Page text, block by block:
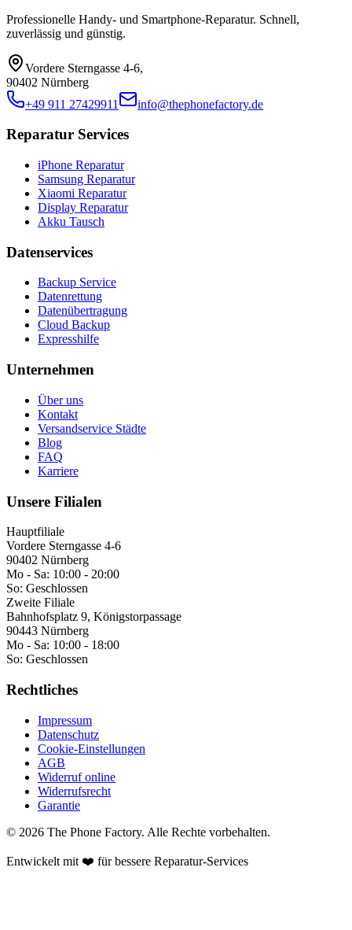
Professionelle Handy- und Smartphone-Reparatur. Schnell,
zuverlässig und günstig.
Vordere Sterngasse 4-6,
90402 Nürnberg
+49 911 27429911
info@thephonefactory.de
Reparatur Services
iPhone Reparatur
Samsung Reparatur
Xiaomi Reparatur
Display Reparatur
Akku Tausch
Datenservices
Backup Service
Datenrettung
Datenübertragung
Cloud Backup
Expresshilfe
Unternehmen
Über uns
Kontakt
Versandservice Städte
Blog
FAQ
Karriere
Unsere Filialen
Hauptfiliale
Vordere Sterngasse 4-6
90402 Nürnberg
Mo - Sa: 10:00 - 20:00
So: Geschlossen
Zweite Filiale
Bahnhofsplatz 9, Königstorpassage
90443 Nürnberg
Mo - Sa: 10:00 - 18:00
So: Geschlossen
Rechtliches
Impressum
Datenschutz
Cookie-Einstellungen
AGB
Widerruf online
Widerrufsrecht
Garantie
© 2026 The Phone Factory. Alle Rechte vorbehalten.
Entwickelt mit ❤️ für bessere Reparatur-Services